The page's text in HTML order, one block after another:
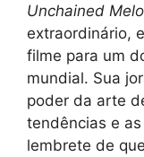
Unchained
extraordinário,
filme para um
mundial. Sua
poder da arte
tendências e
lembrete de